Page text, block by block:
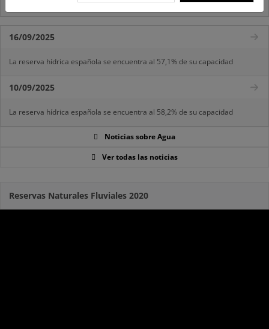
Inf. Pública RD medidas gestión riesgo inundación
16/09/2025
La reserva hídrica española se encuentra al 57,1% de su capacidad
10/09/2025
La reserva hídrica española se encuentra al 58,2% de su capacidad
Noticias sobre Agua
Ver todas las noticias
Reservas Naturales Fluviales 2020